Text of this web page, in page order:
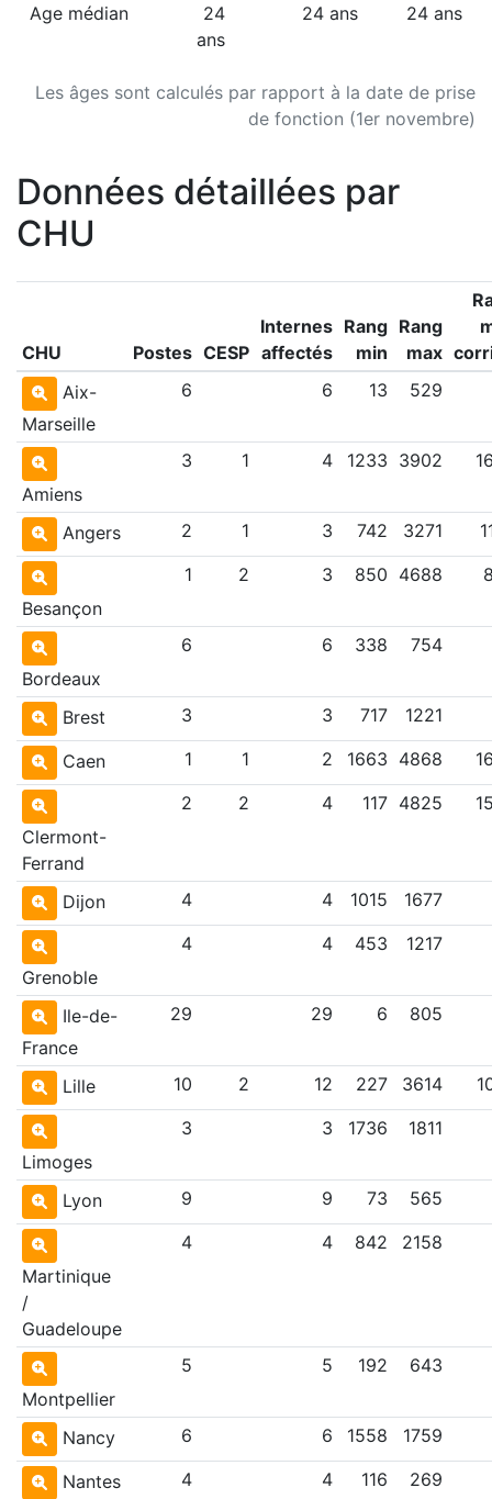
Les âges sont calculés par rapport à la date de prise
de fonction (1er novembre)
Age médian
24
ans
24 ans 24 ans
Données détaillées par
CHU
CHU Postes CESP
Internes
affectés
Rang
min
Rang
max
Aix-
Marseille
6 6 13 529
Amiens
3 1 4 1233 3902
Angers 2 1 3 742 3271
Besançon
1 2 3 850 4688
Bordeaux
6 6 338 754
Brest 3 3 717 1221
Caen 1 1 2 1663 4868
Clermont-
Ferrand
2 2 4 117 4825
Dijon 4 4 1015 1677
Grenoble
4 4 453 1217
Ile-de-
France
29 29 6 805
Lille 10 2 12 227 3614
Limoges
3 3 1736 1811
Lyon 9 9 73 565
Martinique
/
Guadeloupe
4 4 842 2158
Montpellier
5 5 192 643
Nancy 6 6 1558 1759
Nantes 4 4 116 269